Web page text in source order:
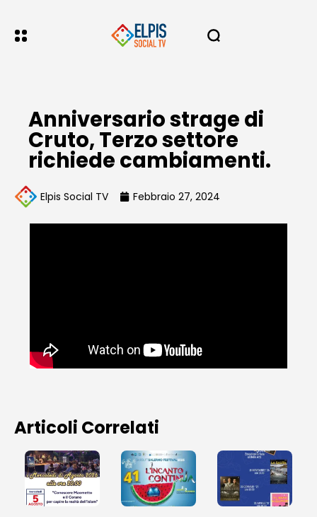
Anniversario strage di
Cruto, Terzo settore
richiede cambiamenti.
Elpis Social TV Febbraio 27, 2024
Articoli Correlati